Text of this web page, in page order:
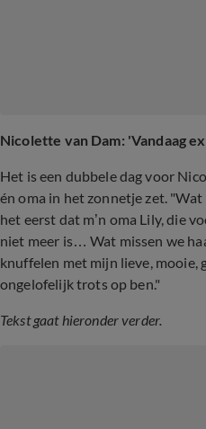
Nicolette van Dam: 'Vandaag
Het is een dubbele dag voor
én oma in het zonnetje zet.
het eerst dat m’n oma Lily, die
niet meer is… Wat missen we
knuffelen met mijn lieve, mooie,
ongelofelijk trots op ben."
Tekst gaat hieronder verder.